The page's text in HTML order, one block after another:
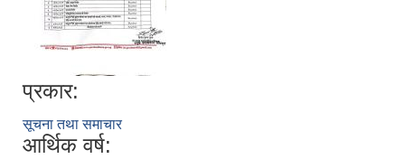
प्रकार:
सूचना तथा समाचार
आर्थिक वर्ष: